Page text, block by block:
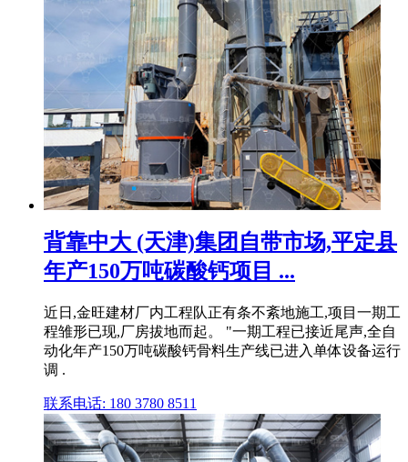
背靠中大 (天津)集团自带市场,平定县
年产150万吨碳酸钙项目 ...
近日,金旺建材厂内工程队正有条不紊地施工,项目一期工
程雏形已现,厂房拔地而起。 "一期工程已接近尾声,全自
动化年产150万吨碳酸钙骨料生产线已进入单体设备运行
调 .
联系电话: 180 3780 8511